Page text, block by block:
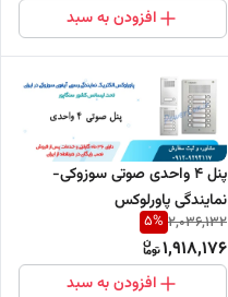
افزودن به سبد
پنل 4 واحدی صوتی سوزوکی-
نمایندگی پاورلوکس
2,036,132
5%
1,918,176
افزودن به سبد